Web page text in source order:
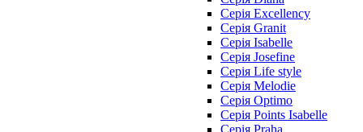
Серія Excellency
Серія Granit
Серія Isabelle
Серія Josefine
Серія Life style
Серія Melodie
Серія Optimo
Серія Points Isabelle
Серія Praha